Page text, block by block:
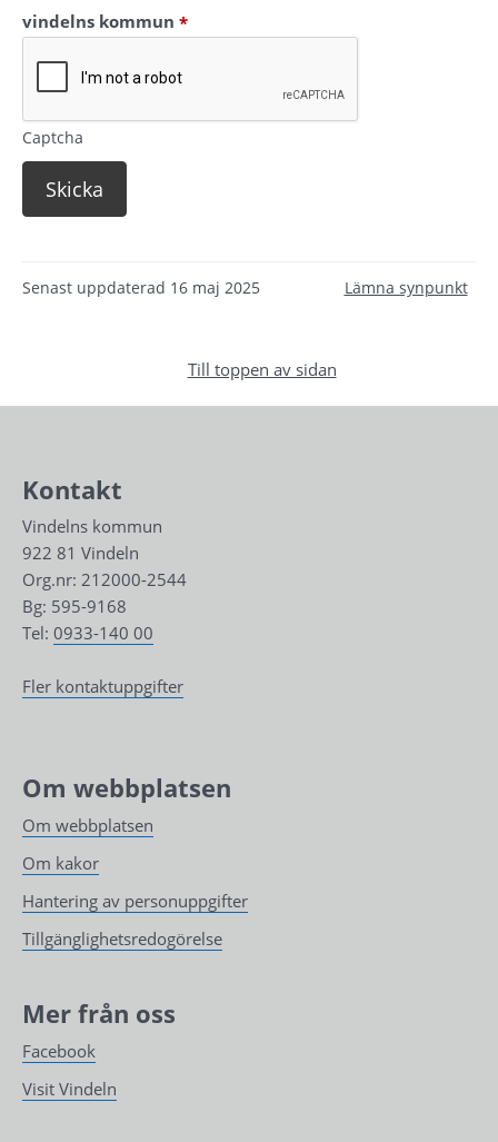
vindelns kommun *(obligatorisk)
Captcha
Senast uppdaterad 16 maj 2025 Lämna synpunkt
Till toppen av sidan
Kontakt
Vindelns kommun
922 81 Vindeln
Org.nr: 212000-2544
Bg: 595-9168
Tel: 0933-140 00
Fler kontaktuppgifter
Om webbplatsen
Om webbplatsen
Om kakor
Hantering av personuppgifter
Tillgänglighetsredogörelse
Mer från oss
Facebook
Visit Vindeln